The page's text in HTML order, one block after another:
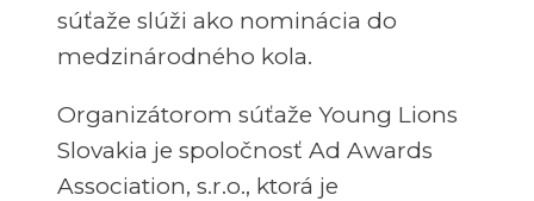
súťaže slúži ako nominácia do
medzinárodného kola.
Organizátorom súťaže Young Lions
Slovakia je spoločnosť Ad Awards
Association, s.r.o., ktorá je